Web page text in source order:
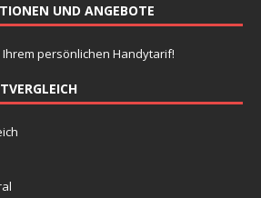
UND ANGEBOTE
persönlichen Handytarif!